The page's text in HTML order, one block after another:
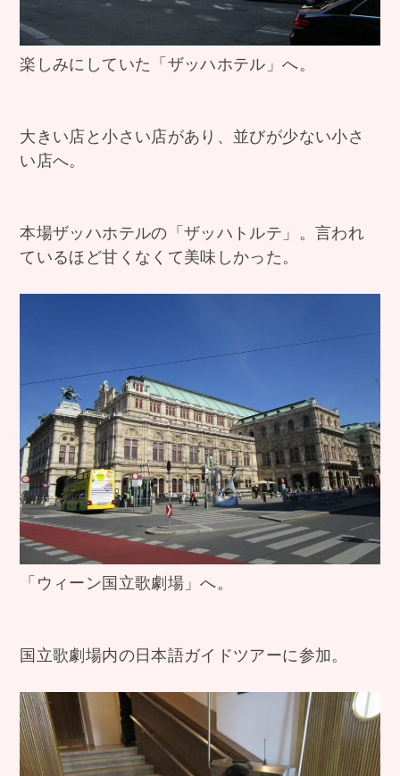
楽しみにしていた「ザッハホテル」へ。
大きい店と小さい店があり、並びが少ない小さ
い店へ。
本場ザッハホテルの「ザッハトルテ」。言われ
ているほど甘くなくて美味しかった。
「ウィーン国立歌劇場」へ。
国立歌劇場内の日本語ガイドツアーに参加。